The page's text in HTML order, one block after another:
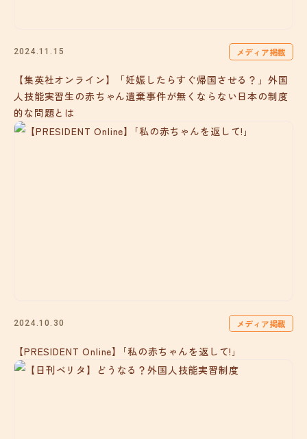
2024.11.15 メディア掲載
【集英社オンライン】「妊娠したらすぐ帰国させる？」外国
人技能実習生の赤ちゃん遺棄事件が無くならない日本の制度
的な問題とは
2024.10.30 メディア掲載
【PRESIDENT Online】｢私の赤ちゃんを返して!｣